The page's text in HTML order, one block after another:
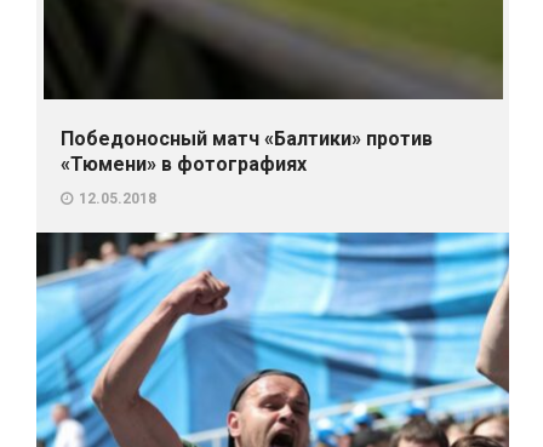
Победоносный матч «Балтики» против
«Тюмени» в фотографиях
12.05.2018